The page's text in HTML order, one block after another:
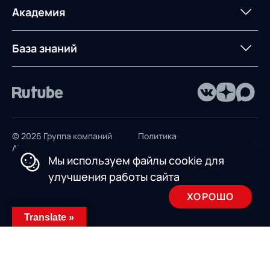
терминалом
Контакты
Академия
Предложение для
База знаний
© 2026 Группа компаний
AXELOT
Политика
Пользовательское
соглашение
Мы используем файлы cookie для
улучшения работы сайта
ХОРОШО
Translate »